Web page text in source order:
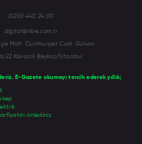
E-Gazete okumayı tercih ederek yıllık;
önlediniz
(0216) 440 24 00
digital@nbe.com.tr
Mah. Cumhuriyet Cad. Gülsan
Kavacık Beykoz/İstanbul